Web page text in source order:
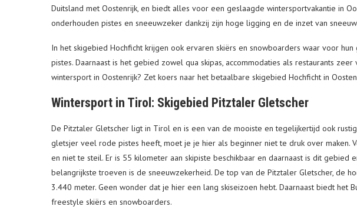
Duitsland met Oostenrijk, en biedt alles voor een geslaagde wintersportvakantie in
onderhouden pistes en sneeuwzeker dankzij zijn hoge ligging en de inzet van
In het skigebied Hochficht krijgen ook ervaren skiërs en snowboarders waar voor
pistes. Daarnaast is het gebied zowel qua skipas, accommodaties als restaurants
wintersport in Oostenrijk? Zet koers naar het betaalbare skigebied Hochficht in
Wintersport in Tirol: Skigebied Pitztaler Gletscher
De Pitztaler Gletscher ligt in Tirol en is een van de mooiste en tegelijkertijd ook
gletsjer veel rode pistes heeft, moet je je hier als beginner niet te druk over maken.
en niet te steil. Er is 55 kilometer aan skipiste beschikbaar en daarnaast is dit gebied
belangrijkste troeven is de sneeuwzekerheid. De top van de Pitztaler Gletscher, de
3.440 meter. Geen wonder dat je hier een lang skiseizoen hebt. Daarnaast biedt het
freestyle skiërs en snowboarders.